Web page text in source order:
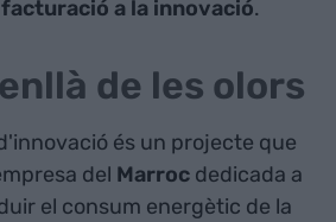
a la innovació.
de les olors
és un projecte que
del Marroc dedicada a
el consum energètic de la